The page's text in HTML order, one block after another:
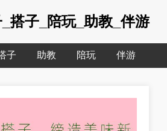
搭子_陪玩_助教_伴游
子 助教 陪玩 伴游